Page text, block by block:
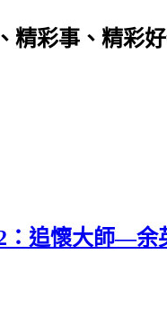
精彩事、精彩好
：追懷大師—